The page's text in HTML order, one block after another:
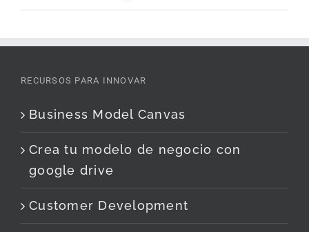
RECURSOS PARA INNOVAR
Business Model Canvas
Crea tu modelo de negocio con
google drive
Customer Development